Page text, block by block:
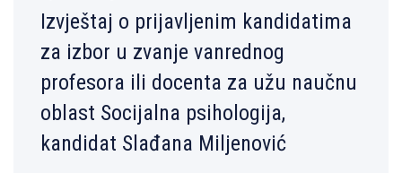
Izvještaj o prijavlјenim kandidatima
za izbor u zvanje vanrednog
profesora ili docenta za užu naučnu
oblast Socijalna psihologija,
kandidat Slađana Milјenović